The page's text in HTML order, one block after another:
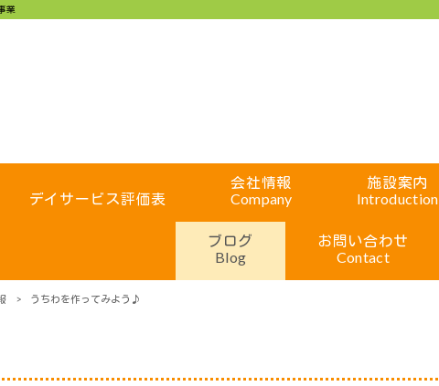
業
デイサービス評価表
会社情報
Company
施設案内
Introduction
ブログ
Blog
お問い合わせ
Contact
> うちわを作ってみよう♪